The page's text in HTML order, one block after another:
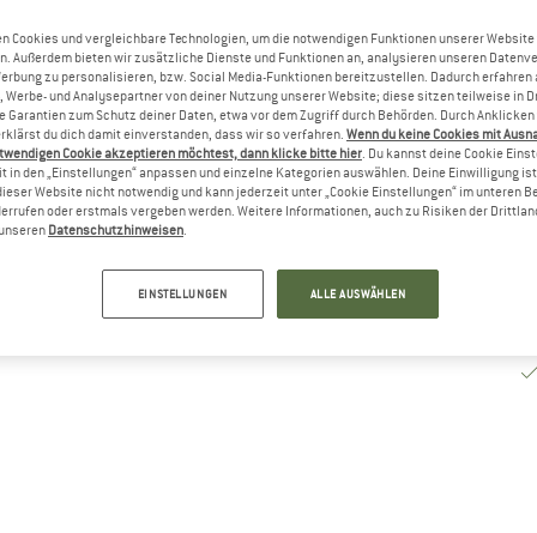
Cookies und vergleichbare Technologien, um die notwendigen Funktionen unserer Website
Außerdem bieten wir zusätzliche Dienste und Funktionen an, analysieren unseren
zu personalisieren, bzw. Social Media-Funktionen bereitzustellen. Dadurch erfahren
Werbe- und Analysepartner von deiner Nutzung unserer Website; diese sitzen teilweise in
Garantien zum Schutz deiner Daten, etwa vor dem Zugriff durch Behörden. Durch Anklicken
du dich damit einverstanden, dass wir so verfahren. Wenn du keine Cookies mit
Cookie akzeptieren möchtest, dann klicke bitte hier. Du kannst deine Cookie
in den „Einstellungen“ anpassen und einzelne Kategorien auswählen. Deine Einwilligung
Website nicht notwendig und kann jederzeit unter „Cookie Einstellungen“ im unteren
oder erstmals vergeben werden. Weitere Informationen, auch zu Risiken der
Datenschutzhinweisen.
EINSTELLUNGEN ALLE AUSWÄHLEN